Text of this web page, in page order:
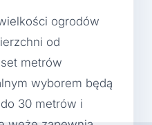
ogrodów
od
metrów
wyborem będą
30 metrów i